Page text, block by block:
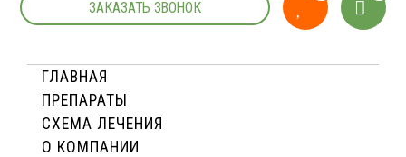
ЗАКАЗАТЬ ЗВОНОК
ГЛАВНАЯ
ПРЕПАРАТЫ
СХЕМА ЛЕЧЕНИЯ
О КОМПАНИИ